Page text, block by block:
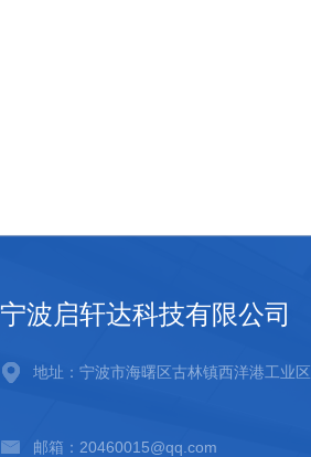
宁波启轩达科技有限公司
地址：宁波市海曙区古林镇西洋港工业区
邮箱：20460015@qq.com